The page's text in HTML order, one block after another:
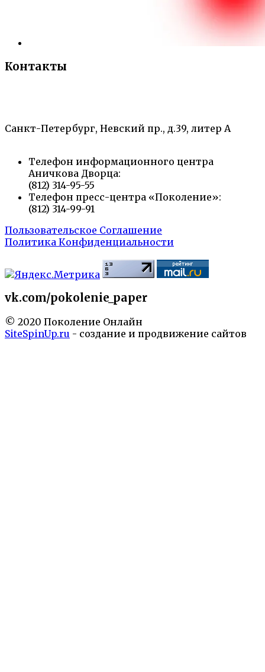
Контакты
Санкт-Петербург, Невский пр., д.39, литер А
Телефон информационного центра
Аничкова Дворца:
(812) 314-95-55
Телефон пресс-центра «Поколение»:
(812) 314-99-91
Пользовательское Соглашение
Политика Конфиденциальности
vk.com/pokolenie_paper
© 2020 Поколение Онлайн
SiteSpinUp.ru - создание и продвижение сайтов